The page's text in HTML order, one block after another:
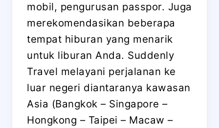
mobil, pengurusan passpor. Juga
merekomendasikan beberapa
tempat hiburan yang menarik
untuk liburan Anda. Suddenly
Travel melayani perjalanan ke
luar negeri diantaranya kawasan
Asia (Bangkok – Singapore –
Hongkong – Taipei – Macaw –